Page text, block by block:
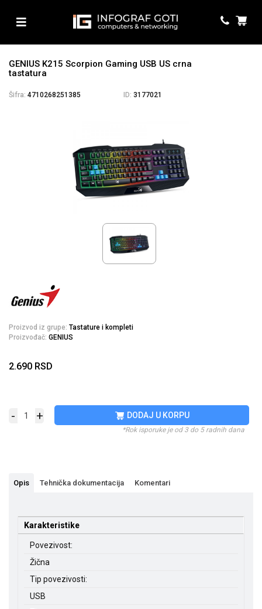
GENIUS K215 Scorpion Gaming USB US crna
tastatura
Šifra: 4710268251385 ID: 3177021
Proizvod iz grupe: Tastature i kompleti
Proizvođač: GENIUS
2.690 RSD
- + DODAJ U KORPU
*Rok isporuke je od 3 do 5 radnih dana
Opis Tehnička dokumentacija Komentari
Karakteristike
Povezivost:
Žična
Tip povezivosti:
USB